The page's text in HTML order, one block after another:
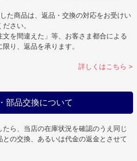
た商品は、返品・交換の対応をお受けい
さい。
文を間違えた」等、お客さま都合による
り、返品を承ります。
詳しくはこちら >
部品交換について
ら、当店の在庫状況を確認のうえ同じ
の交換、あるいは代金の返金とさせて